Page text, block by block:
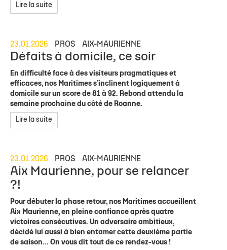
Lire la suite
23.01.2026 PROS AIX-MAURIENNE
Défaits à domicile, ce soir
En difficulté face à des visiteurs pragmatiques et
efficaces, nos Maritimes s’inclinent logiquement à
domicile sur un score de 81 à 92. Rebond attendu la
semaine prochaine du côté de Roanne.
Lire la suite
23.01.2026 PROS AIX-MAURIENNE
Aix Maurienne, pour se relancer
?!
Pour débuter la phase retour, nos Maritimes accueillent
Aix Maurienne, en pleine confiance après quatre
victoires consécutives. Un adversaire ambitieux,
décidé lui aussi à bien entamer cette deuxième partie
de saison... On vous dit tout de ce rendez-vous !